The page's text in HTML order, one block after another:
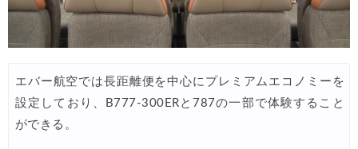
HIS) 海外航空券タイムセール
05/19 HIS) 海外航空券 2,000円OFFクーポン
05/15
エバー航空では長距離便を中心にプレミアムエコノミーを
設定しており、B777-300ERと787の一部で体験すること
ができる。